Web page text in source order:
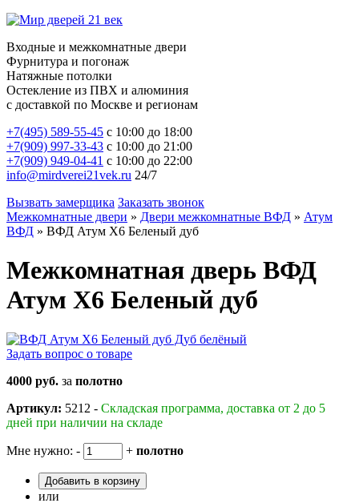
Входные и межкомнатные двери
Фурнитура и погонаж
Натяжные потолки
Остекление из ПВХ и алюминия
с доставкой по Москве и регионам
+7(495) 589-55-45 с 10:00 до 18:00
+7(909) 997-33-43 с 10:00 до 21:00
+7(909) 949-04-41 с 10:00 до 22:00
info@mirdverei21vek.ru 24/7
Вызвать замерщика Заказать звонок
Межкомнатные двери » Двери межкомнатные ВФД » Атум
ВФД » ВФД Атум X6 Беленый дуб
Межкомнатная дверь ВФД
Атум X6 Беленый дуб
Задать вопрос о товаре
4000 руб. за полотно
Артикул: 5212 - Складская программа, доставка от 2 до 5
дней при наличии на складе
Мне нужно: - + полотно
Добавить в корзину
или